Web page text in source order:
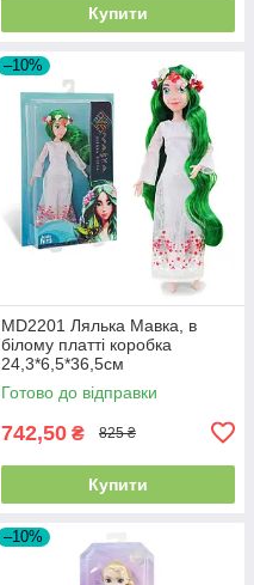
Купити
–10%
MD2201 Лялька Мавка, в
білому платті коробка
24,3*6,5*36,5см
Готово до відправки
742,50 ₴ 825 ₴
Купити
–10%